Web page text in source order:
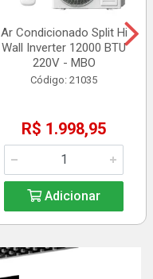
Ar Condicionado Split Hi
Wall Inverter 12000 BTU
220V - MBO
Código: 21035
R$ 1.998,95
Adicionar